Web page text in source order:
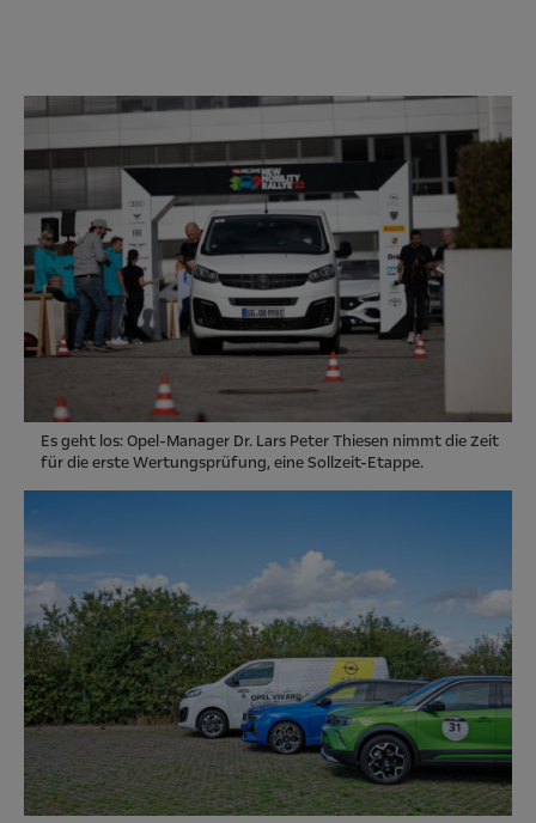
Es geht los: Opel-Manager Dr. Lars Peter Thiesen nimmt die Zeit
für die erste Wertungsprüfung, eine Sollzeit-Etappe.